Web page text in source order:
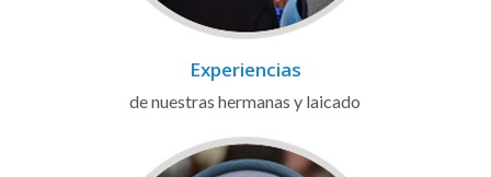
Experiencias
de nuestras hermanas y laicado